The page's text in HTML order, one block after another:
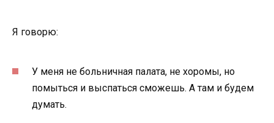
Я говорю:
У меня не больничная палата, не хоромы, но
помыться и выспаться сможешь. А там и будем
думать.